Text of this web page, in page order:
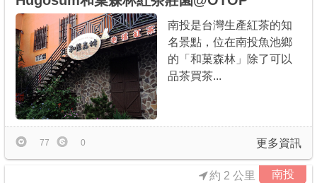
南投是台灣生產紅茶的知
名景點，位在南投魚池鄉
的「和菓森林」除了可以
品茶買茶...
更多資訊
77 0
南投
約 2 公里